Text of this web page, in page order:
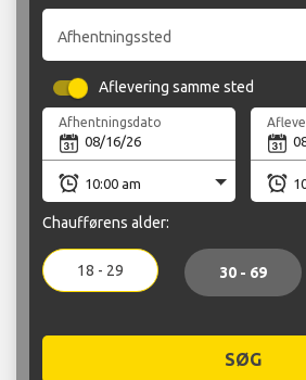
Afhentningssted
Aflevering samme sted
Afhentningsdato
Chaufførens alder:
18 - 29 30 - 69
SØG